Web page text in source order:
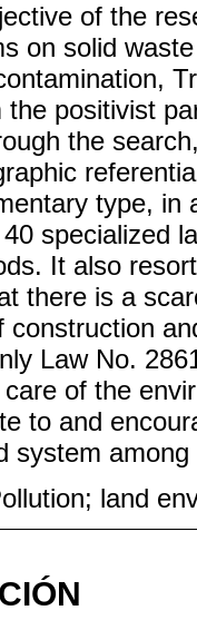
of the
on solid
the positivist
the
type, in
specialized
It also
there is a
construction
Law No.
of the
to and
system
land